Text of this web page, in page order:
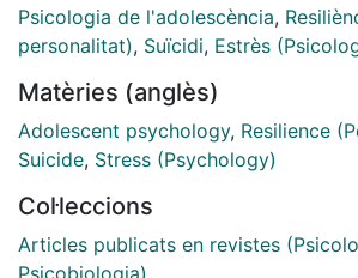
adolescents of senior-high school
sub-sample of 106 adolescents who
showed differences in their
were chosen. The sample answered
Questionnaire (Lucio& Duran, 2003),
2003), and the Minnesota Multiphasic
Inventory- Adolescent MMPI-A
Duran, 2004). Results indicated that
Psicologia de l'adolescència,
personalitat), Suïcidi, Estrès
Matèries (anglès)
Adolescent psychology, Resilience
Suicide, Stress (Psychology)
Col·leccions
Articles publicats en revistes